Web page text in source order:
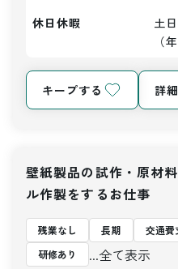
休日休暇
土
（
キープする 詳
壁紙製品の試作・原材
ル作製をするお仕事
残業なし 長期 交通費
研修あり
...全て表示